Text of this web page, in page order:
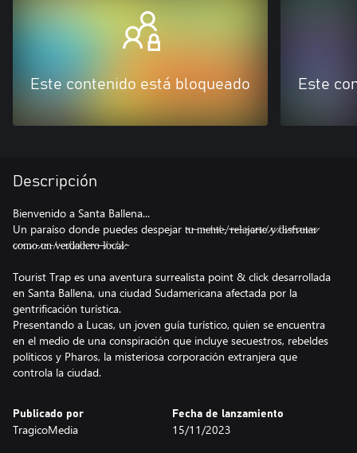
Este contenido está bloqueado Este
Descripción
Bienvenido a Santa Ballena...
Un paraíso donde puedes despejar t̴u̴ ̵m̶e̸n̶t̸e̵,̸ ̴r̶e̶l̵a̴j̷a̷r̶t̷e̸ ̷y̷ ̸d̵i̷s̴f̴r̷u̶t̷a̶r̷
̷c̷o̴m̷o̵ ̷u̴n̵ ̸v̵e̴r̸d̷a̸d̴e̴r̴o̶ ̵l̸o̴c̸a̷l̷.̴
Tourist Trap es una aventura surrealista point & click desarrollada
en Santa Ballena, una ciudad Sudamericana afectada por la
gentrificación turística.
Presentando a Lucas, un joven guía turístico, quien se encuentra
en el medio de una conspiración que incluye secuestros, rebeldes
políticos y Pharos, la misteriosa corporación extranjera que
controla la ciudad.
Publicado por
TragicoMedia
Fecha de lanzamiento
15/11/2023